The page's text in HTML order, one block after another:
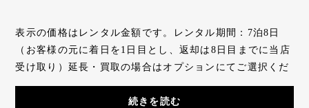
表示の価格はレンタル金額です。レンタル期間：7泊8日
（お客様の元に着日を1日目とし、返却は8日目までに当店
受け取り）延長・買取の場合はオプションにてご選択くだ
さい。貸出後のご連絡も可能です。手元に届い...
続きを読む